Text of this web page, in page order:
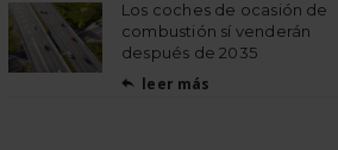
Los coches de ocasión de
combustión sí venderán
después de 2035
 leer más